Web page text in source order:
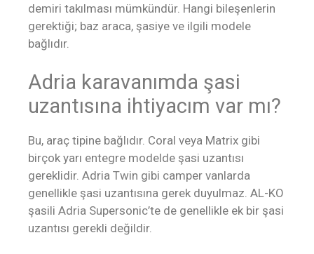
demiri takılması mümkündür. Hangi bileşenlerin
gerektiği; baz araca, şasiye ve ilgili modele
bağlıdır.
Adria karavanımda şasi
uzantısına ihtiyacım var mı?
Bu, araç tipine bağlıdır. Coral veya Matrix gibi
birçok yarı entegre modelde şasi uzantısı
gereklidir. Adria Twin gibi camper vanlarda
genellikle şasi uzantısına gerek duyulmaz. AL-KO
şasili Adria Supersonic’te de genellikle ek bir şasi
uzantısı gerekli değildir.